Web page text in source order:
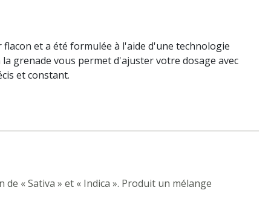
flacon et a été formulée à l'aide d'une technologie
grenade vous permet d'ajuster votre dosage avec
et constant.
de « Sativa » et « Indica ». Produit un mélange